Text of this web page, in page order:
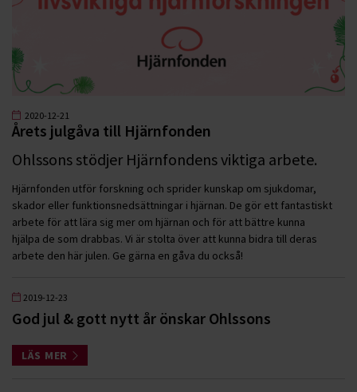
2020-12-21
Årets julgåva till Hjärnfonden
Ohlssons stödjer Hjärnfondens viktiga arbete.
Hjärnfonden utför forskning och sprider kunskap om sjukdomar,
skador eller funktionsnedsättningar i hjärnan. De gör ett fantastiskt
arbete för att lära sig mer om hjärnan och för att bättre kunna
hjälpa de som drabbas. Vi är stolta över att kunna bidra till deras
arbete den här julen. Ge gärna en gåva du också!
2019-12-23
God jul & gott nytt år önskar Ohlssons
LÄS MER